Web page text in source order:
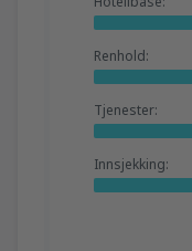
Renhold:
Tjenester:
Innsjekking: